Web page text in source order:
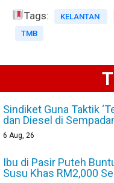
Tags: KELANTAN
TMB
Sindiket Guna Taktik
dan Diesel di
6 Aug, 26
Ibu di Pasir Puteh
Susu Khas RM2,000